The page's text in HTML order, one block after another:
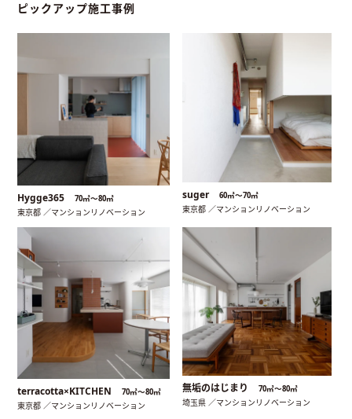
ピックアップ施工事例
Hygge365 70㎡〜80㎡
東京都 ／マンションリノベーション
suger 60㎡〜70㎡
東京都 ／マンションリノベーション
terracotta×KITCHEN 70㎡〜80㎡
東京都 ／マンションリノベーション
無垢のはじまり 70㎡〜80㎡
埼玉県 ／マンションリノベーション